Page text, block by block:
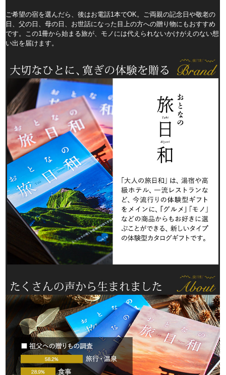
ご希望の宿を選んだら、後はお電話1本でOK。ご両親の記念日や敬老の
日、父の日、母の日、お世話になった目上の方への贈り物にもおすすめ
です。この1冊から始まる旅が、モノには代えられないかけがえのない想
い出を届けます。